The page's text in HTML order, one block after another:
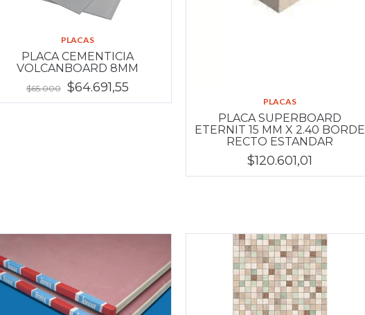
PLACAS
PLACA CEMENTICIA
VOLCANBOARD 8MM
$65.000 $64.691,55
PLACAS
PLACA SUPERBOARD
ETERNIT 15 MM X 2.40 BORDE
RECTO ESTANDAR
$120.601,01